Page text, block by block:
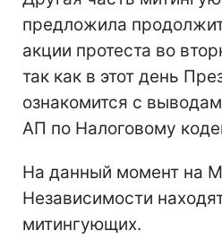
предложила
акции протеста во
так как в этот день
ознакомится с
АП по Налоговому
На данный момент на
Независимости
митингующих.